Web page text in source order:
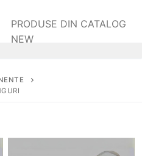
PRODUSE DIN CATALOG
NEW